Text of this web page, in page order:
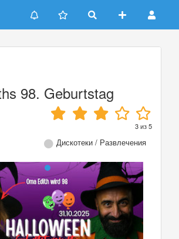
98. Geburtstag
3из5
Дискотеки / Развлечения